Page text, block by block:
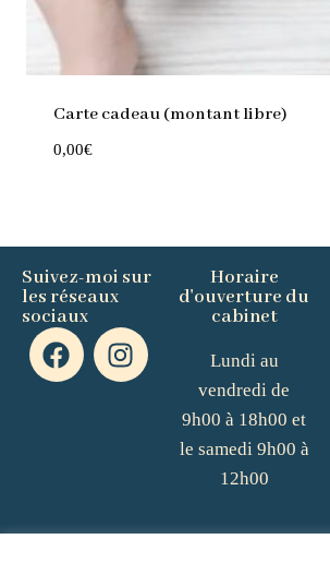
Carte cadeau (montant libre)
0,00€
Suivez-moi sur
les réseaux
sociaux
Horaire
d'ouverture du
cabinet
Lundi au
vendredi de
9h00 à 18h00 et
le samedi 9h00 à
12h00